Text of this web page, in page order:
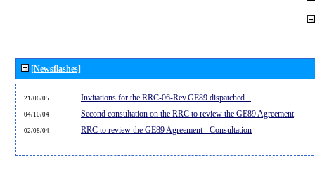
[Newsflashes]
21/06/05 Invitations for the RRC-06-Rev.GE89 dispatched...
04/10/04 Second consultation on the RRC to review the GE89 Agreement
02/08/04 RRC to review the GE89 Agreement - Consultation